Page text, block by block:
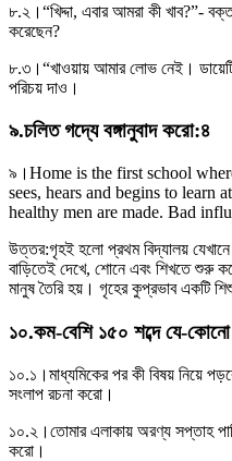
৮.২। “খিদ্দা, এবার আমরা কী খাব?”-
করেছেন?
৮.৩। “খাওয়ায় আমার লােভ নেই।
পরিচয় দাও।
৯.চলিত গদ্যে বঙ্গানুবাদ করাে:৪
৯। Home is the first school
sees, hears and begins to learn
healthy men are made. Bad
উত্তর:গৃহই হলো প্রথম বিদ্যালয়
বাড়িতেই দেখে, শোনে এবং শিখতে শুরু
মানুষ তৈরি হয়। গৃহের কুপ্রভাব একটি
১০.কম-বেশি ১৫০ শব্দে যে-
১০.১। মাধ্যমিকের পর কী বিষয় নিয়ে
সংলাপ রচনা করাে।
১০.২। তােমার এলাকায় অরণ্য সপ্তাহ
করাে।